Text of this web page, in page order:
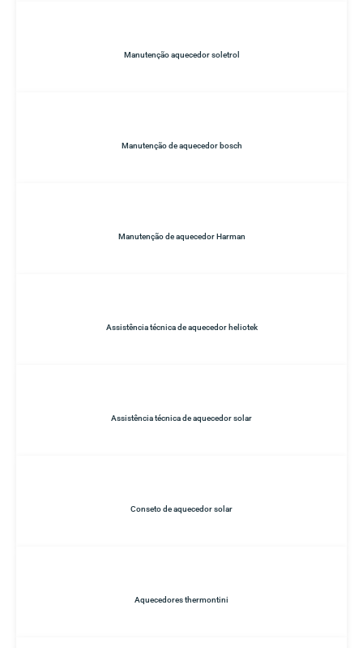
Manutenção aquecedor soletrol
Manutenção de aquecedor bosch
Manutenção de aquecedor Harman
Assistência técnica de aquecedor heliotek
Assistência técnica de aquecedor solar
Conseto de aquecedor solar
Aquecedores thermontini